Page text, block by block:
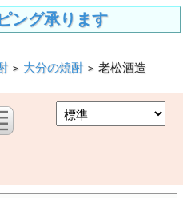
ング承ります
> 大分の焼酎 > 老松酒造